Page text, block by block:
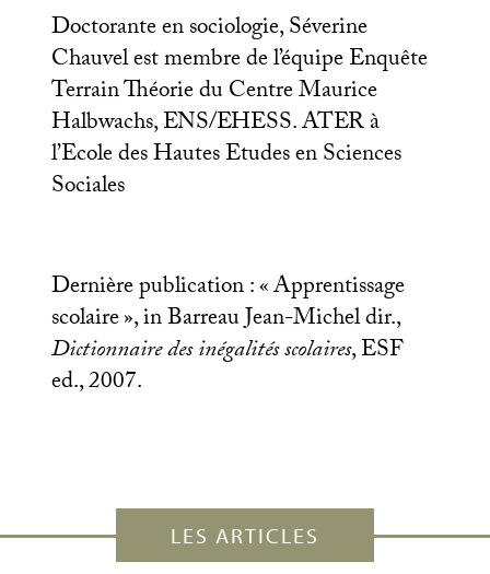
Doctorante en sociologie, Séverine
Chauvel est membre de l’équipe Enquête
Terrain Théorie du Centre Maurice
Halbwachs,ENS/EHESS.ATERà
l’Ecole des Hautes Etudes en Sciences
Sociales
Dernière publication : «Apprentissage
scolaire», in Barreau Jean-Michel dir.,
Dictionnaire des inégalités scolaires,ESF
ed., 2007.
LES ARTICLES